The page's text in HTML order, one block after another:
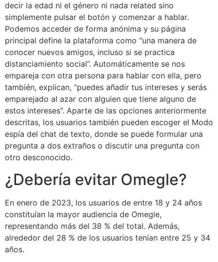
decir la edad ni el género ni nada related sino
simplemente pulsar el botón y comenzar a hablar.
Podemos acceder de forma anónima y su página
principal define la plataforma como “una manera de
conocer nuevos amigos, incluso si se practica
distanciamiento social”. Automáticamente se nos
empareja con otra persona para hablar con ella, pero
también, explican, “puedes añadir tus intereses y serás
emparejado al azar con alguien que tiene alguno de
estos intereses”. Aparte de las opciones anteriormente
descritas, los usuarios también pueden escoger el Modo
espía del chat de texto, donde se puede formular una
pregunta a dos extraños o discutir una pregunta con
otro desconocido.
¿Debería evitar Omegle?
En enero de 2023, los usuarios de entre 18 y 24 años
constituían la mayor audiencia de Omegle,
representando más del 38 % del total. Además,
alrededor del 28 % de los usuarios tenían entre 25 y 34
años.